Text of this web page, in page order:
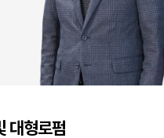
대형로펌